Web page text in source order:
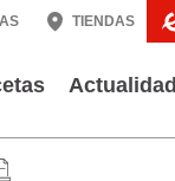
TIENDAS
Actualidad